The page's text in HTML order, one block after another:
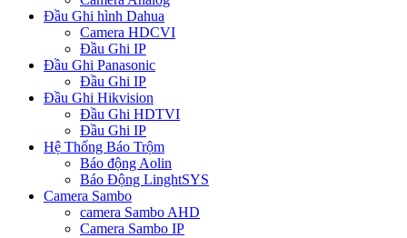
Đầu Ghi hình Dahua
Camera HDCVI
Đầu Ghi IP
Đầu Ghi Panasonic
Đầu Ghi IP
Đầu Ghi Hikvision
Đầu Ghi HDTVI
Đầu Ghi IP
Hệ Thống Báo Trộm
Báo động Aolin
Báo Động LinghtSYS
Camera Sambo
camera Sambo AHD
Camera Sambo IP